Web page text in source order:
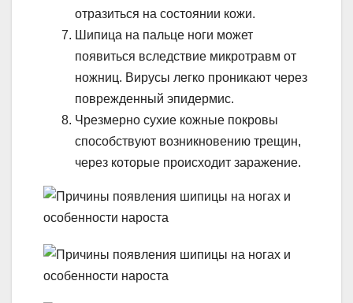
отразиться на состоянии кожи.
Шипица на пальце ноги может
появиться вследствие микротравм от
ножниц. Вирусы легко проникают через
поврежденный эпидермис.
Чрезмерно сухие кожные покровы
способствуют возникновению трещин,
через которые происходит заражение.